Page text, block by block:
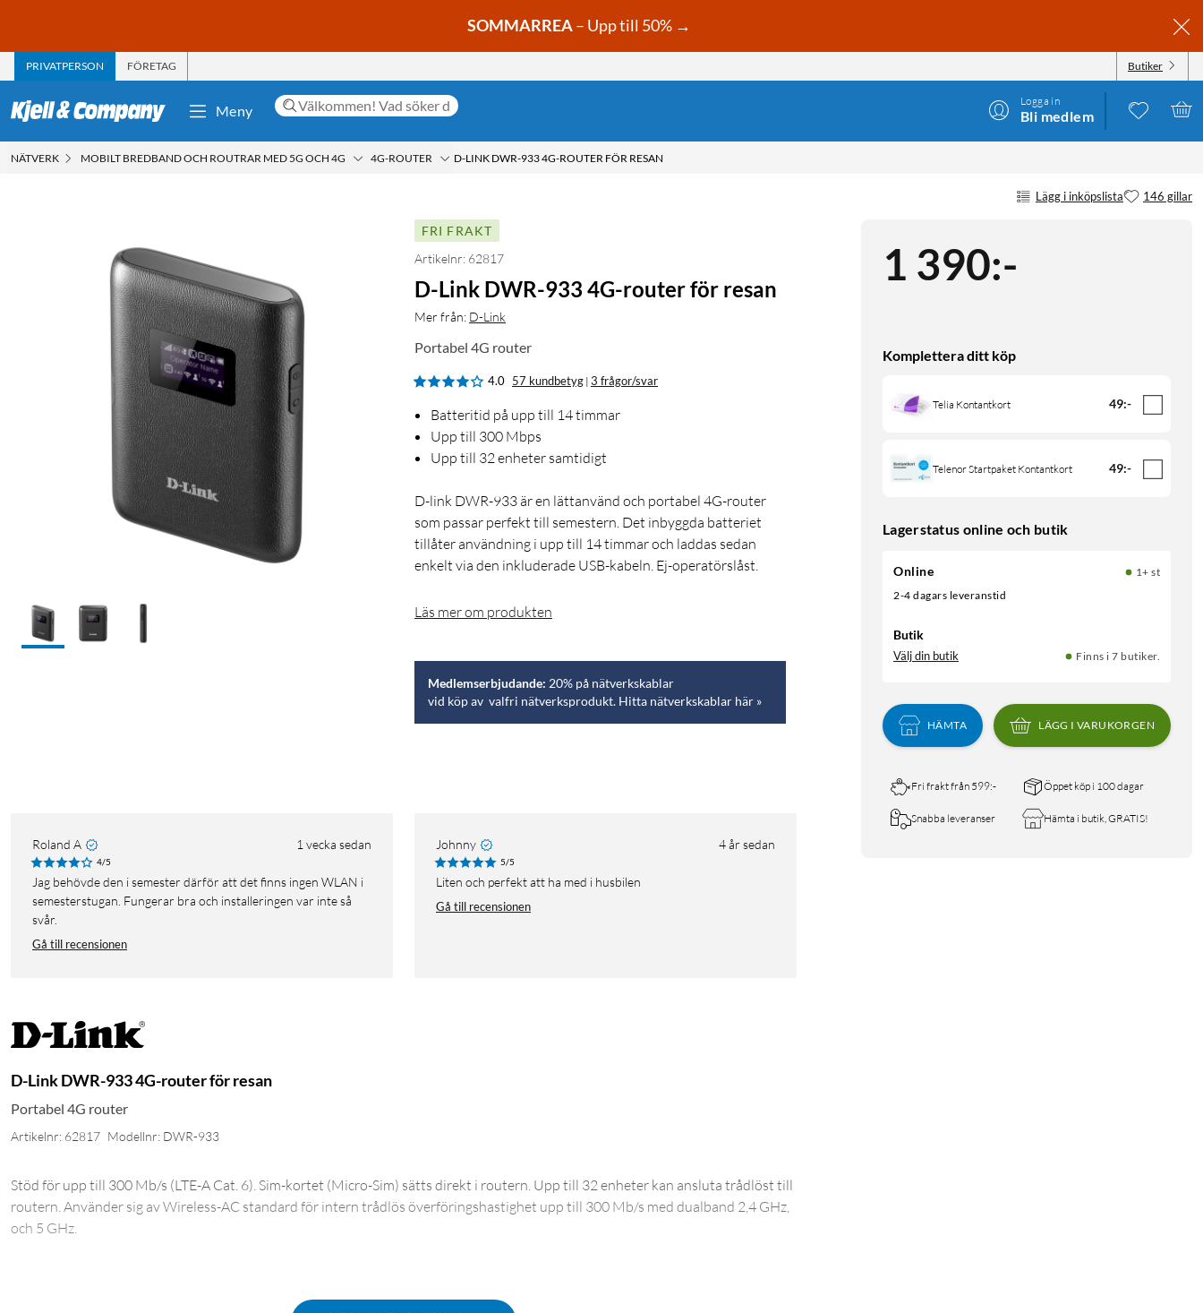
SOMMARREA– Upp till 50% →
PRIVATPERSON FÖRETAG Butiker
Meny
Logga in
Bli medlem
NÄTVERK MOBILT BREDBAND OCH ROUTRAR MED 5G OCH 4G 4G-ROUTER D-LINK DWR-933 4G-ROUTER FÖR RESAN
Lägg i inköpslista 146 gillar
1 390:-
Komplettera ditt köp
Telia Kontantkort 49:-
Telenor Startpaket Kontantkort 49:-
Lagerstatus online och butik
Online
1+ st
2-4 dagars leveranstid
Butik
Välj din butik Finns i 7 butiker.
HÄMTA LÄGG I VARUKORGEN
Fri frakt från 599:- Öppet köp i 100 dagar
Snabba leveranser Hämta i butik, GRATIS!
FRI FRAKT
Artikelnr: 62817
D-Link DWR-933 4G-router för resan
Mer från: D-Link
Portabel 4G router
4.0 57 kundbetyg | 3 frågor/svar
Batteritid på upp till 14 timmar
Upp till 300 Mbps
Upp till 32 enheter samtidigt
D-link DWR-933 är en lättanvänd och portabel 4G-router
som passar perfekt till semestern. Det inbyggda batteriet
tillåter användning i upp till 14 timmar och laddas sedan
enkelt via den inkluderade USB-kabeln. Ej-operatörslåst.
Läs mer om produkten
Medlemserbjudande: 20% på nätverkskablar
vid köp av valfri nätverksprodukt. Hitta nätverkskablar här »
Roland A 1 vecka sedan
4/5
Jag behövde den i semester därför att det finns ingen WLAN i
semesterstugan. Fungerar bra och installeringen var inte så
svår.
Gå till recensionen
Johnny 4 år sedan
5/5
Liten och perfekt att ha med i husbilen
Gå till recensionen
D-Link DWR-933 4G-router för resan
Portabel 4G router
Artikelnr: 62817 Modellnr: DWR-933
Stöd för upp till 300 Mb/s (LTE-A Cat. 6). Sim-kortet (Micro-Sim) sätts direkt i routern. Upp till 32 enheter kan ansluta trådlöst till
routern. Använder sig av Wireless-AC standard för intern trådlös överföringshastighet upp till 300 Mb/s med dualband 2,4 GHz,
och 5 GHz.